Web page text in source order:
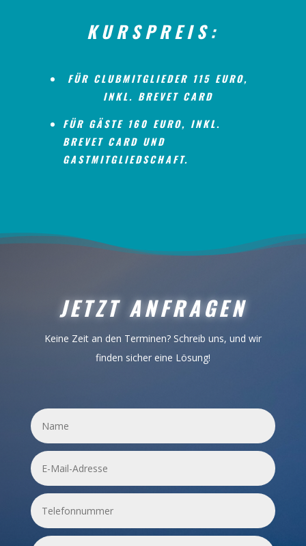
KURSPREIS:
FÜR CLUBMITGLIEDER 115 EURO,
INKL. BREVET CARD
FÜR GÄSTE 160 EURO, INKL.
BREVET CARD UND
GASTMITGLIEDSCHAFT.
JETZT ANFRAGEN
Keine Zeit an den Terminen? Schreib uns, und wir
finden sicher eine Lösung!